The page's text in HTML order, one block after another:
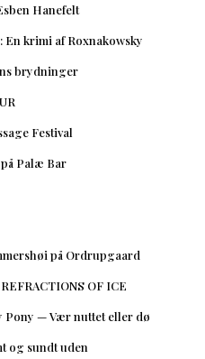
Hanefelt
En krimi af Roxnakowsky
brydninger
Festival
Palæ Bar
på Ordrupgaard
OF ICE
Pony — Vær nuttet eller dø
og sundt uden